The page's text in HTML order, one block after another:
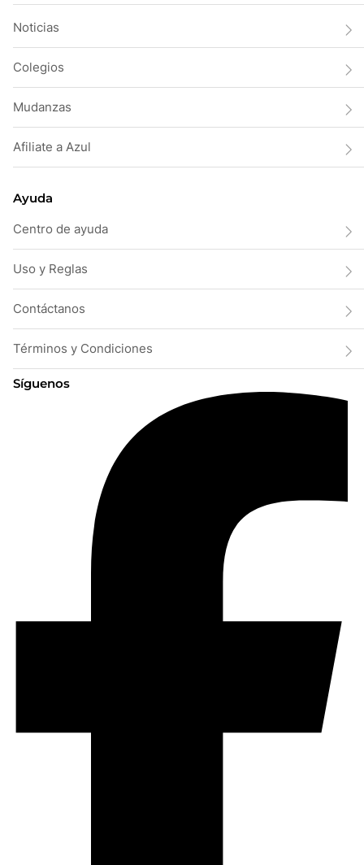
Noticias
Colegios
Mudanzas
Afiliate a Azul
Ayuda
Centro de ayuda
Uso y Reglas
Contáctanos
Términos y Condiciones
Síguenos